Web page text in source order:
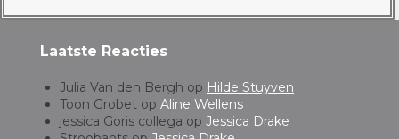
Laatste Reacties
Julia Van den Bergh op Hilde Stuyven
Toon Grobet op Aline Wellens
jessica Goris collega op Jessica Drake